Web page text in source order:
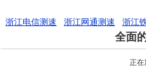
浙江电信测速 浙江网通测速 浙江
全面
正在